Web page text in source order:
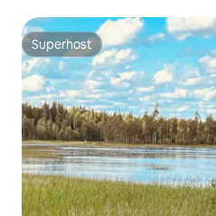
Superhost
Superhost